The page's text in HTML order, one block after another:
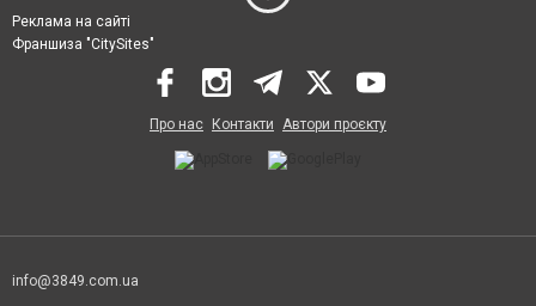
Реклама на сайті
Франшиза "CitySites"
Про нас Контакти Автори проєкту
info@3849.com.ua